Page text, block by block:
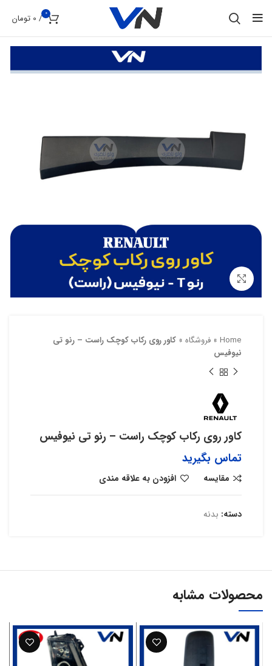
0
/
0 تومان
بزرگنمایی تصویر
Home
» فروشگاه » کاور روی رکاب کوچک راست – رنو تی
نیوفیس
کاور روی رکاب کوچک راست – رنو تی نیوفیس
تماس بگیرید
مقایسه افزودن به علاقه مندی
دسته: بدنه
محصولات مشابه